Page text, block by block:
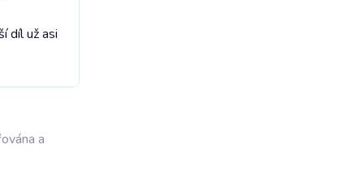
díl už asi
a